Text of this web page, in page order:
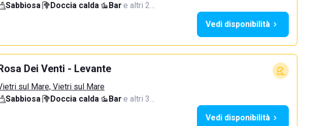
Sabbiosa· Doccia calda· Bar·e altri 2…
Vedi disponibilità
Dei Venti - Levante
sul Mare, Vietri sul Mare
Sabbiosa· Doccia calda· Bar·e altri 3…
Vedi disponibilità